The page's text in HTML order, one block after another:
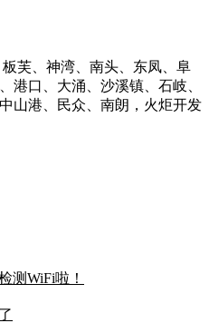
芙、神湾、南头、东凤、阜
港口、大涌、沙溪镇、石岐、
山港、民众、南朗，火炬开发
测WiFi啦！